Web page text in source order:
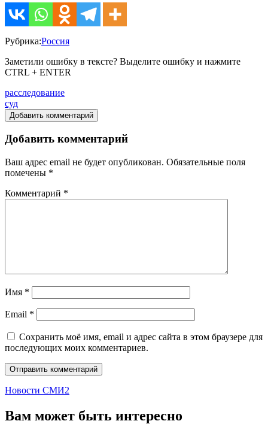
Рубрика:Россия
Заметили ошибку в тексте? Выделите ошибку и нажмите
CTRL + ENTER
расследование
суд
Добавить комментарий
Добавить комментарий
Ваш адрес email не будет опубликован. Обязательные поля
помечены *
Комментарий *
Имя *
Email *
Сохранить моё имя, email и адрес сайта в этом браузере для
последующих моих комментариев.
Новости СМИ2
Вам может быть интересно